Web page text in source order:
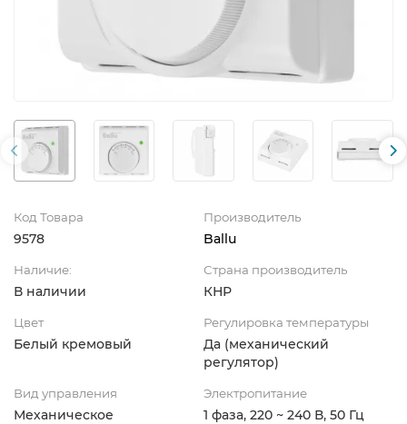
Код Товара
9578
Производитель
Ballu
Наличие:
В наличии
Страна производитель
КНР
Цвет
Белый кремовый
Регулировка температуры
Да (механический
регулятор)
Вид управления
Механическое
Электропитание
1 фаза, 220 ~ 240 В, 50 Гц